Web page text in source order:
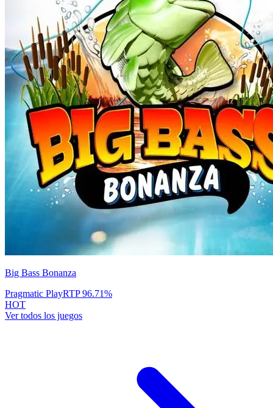
Big Bass Bonanza
Pragmatic PlayRTP96.71%
HOT
Ver todos los juegos